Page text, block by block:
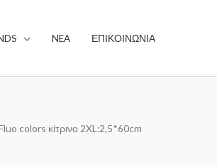
NEA ΕΠΙΚΟΙΝΩΝΙΑ
colors κίτρινο 2XL:2,5*60cm